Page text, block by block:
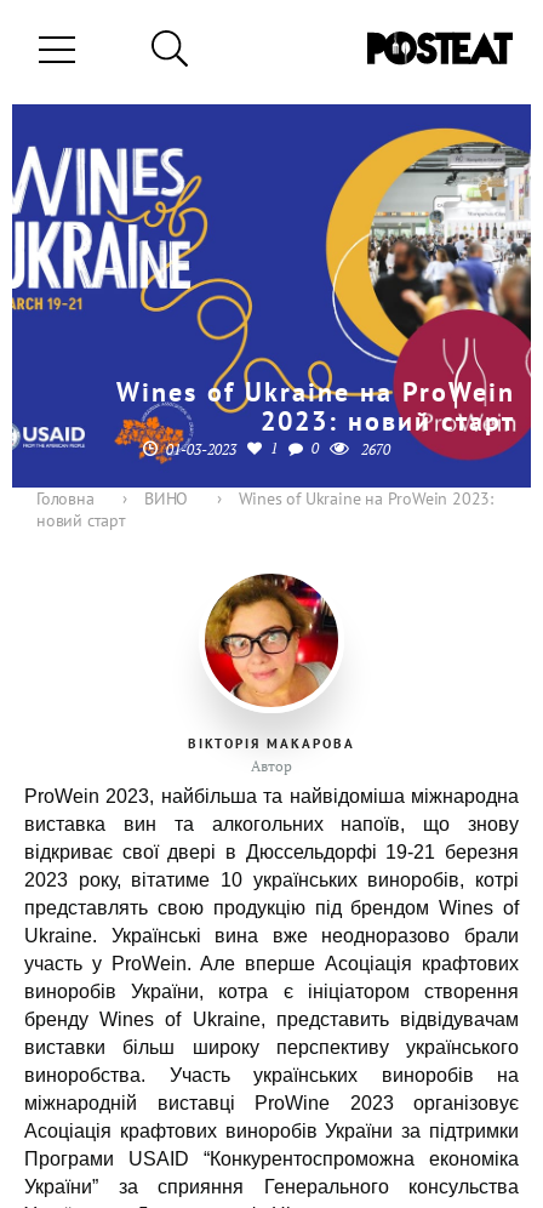
Wines of Ukraine на ProWein
2023: новий старт
01-03-2023 1 0 2670
Головна › ВИНО ›
Wines of Ukraine на ProWein 2023:
новий старт
ВІКТОРІЯ МАКАРОВА
Автор
ProWein 2023, найбільша та найвідоміша міжнародна
виставка вин та алкогольних напоїв, що знову
відкриває свої двері в Дюссельдорфі 19-21 березня
2023 року, вітатиме 10 українських виноробів, котрі
представлять свою продукцію під брендом Wines of
Ukraine. Українські вина вже неодноразово брали
участь у ProWein. Але вперше Асоціація крафтових
виноробів України, котра є ініціатором створення
бренду Wines of Ukraine, представить відвідувачам
виставки більш широку перспективу українського
виноробства. Участь українських виноробів на
міжнародній виставці ProWine 2023 організовує
Асоціація крафтових виноробів України за підтримки
Програми USAID “Конкурентоспроможна економіка
України” за сприяння Генерального консульства